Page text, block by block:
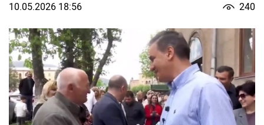
10.05.2026 18:56 240